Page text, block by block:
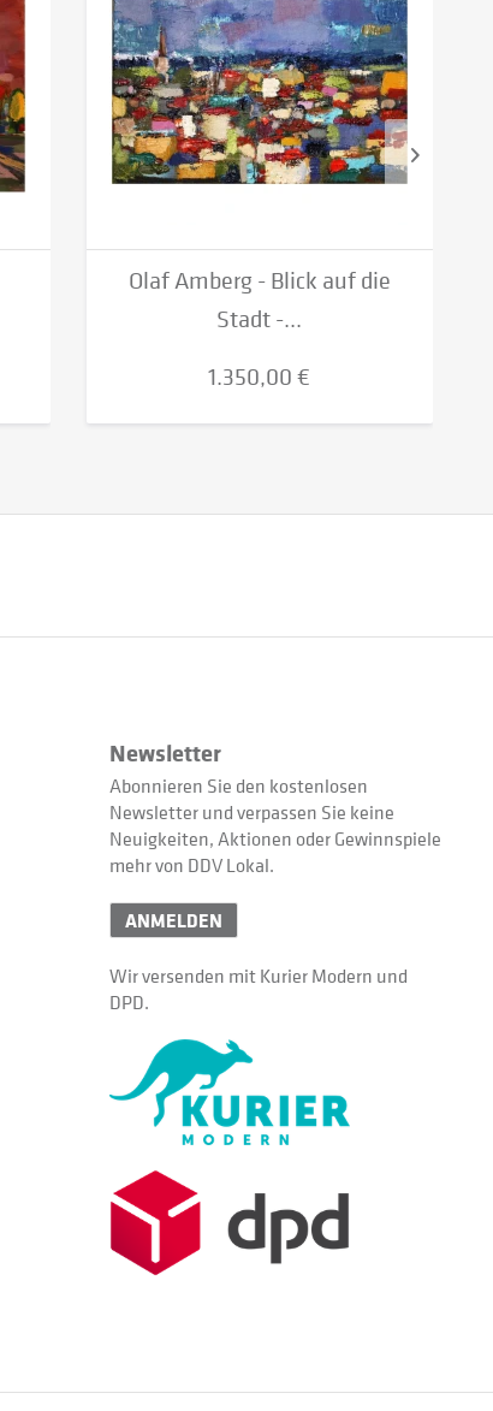
Olaf Amberg - Blick auf die
Stadt -...
1.350,00 €
Newsletter
Abonnieren Sie den kostenlosen
Newsletter und verpassen Sie keine
Neuigkeiten, Aktionen oder Gewinnspiele
mehr von DDV Lokal.
ANMELDEN
Wir versenden mit Kurier Modern und
DPD.